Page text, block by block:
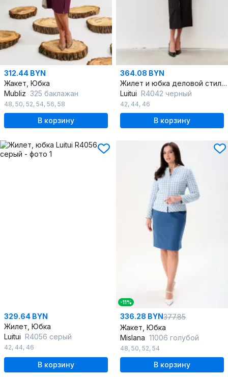
312.44 BYN
Жакет, Юбка
Mubliz 325 баклажан
48, 50, 52, 54, 56, 58
В корзину
364.08 BYN
Жилет и юбка деловой стиль из текстиля
Luitui R4042 черный
42, 44, 46
В корзину
329.64 BYN
Жилет, Юбка
Luitui R4056 серый
42, 44, 46
В корзину
-11%
336.28 BYN377.85
Жакет, Юбка
Mislana 11006 голубой
48, 50, 52, 54
В корзину